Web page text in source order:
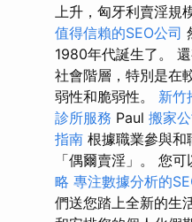
上升，匈牙利賣淫規
值得信賴的SEO公司
1980年代誕生了。
社會階層，特別是在
弱性和脆弱性。 新竹
診所服務 Paul 搬家
指南 根據職業參與和
「偶爾賣淫」。 您
略 專注數據分析的
們送您踏上全新的生